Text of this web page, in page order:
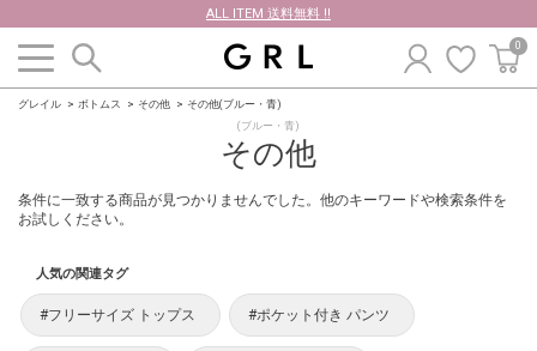
ALL ITEM 送料無料 !!
0
グレイル ボトムス その他 その他(ブルー・青)
その他
(ブルー・青)
条件に一致する商品が見つかりませんでした。他のキーワードや検索条件を
お試しください。
人気の関連タグ
#フリーサイズ トップス #ポケット付き パンツ